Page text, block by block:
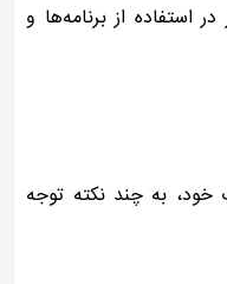
استفاده از برنامه‌ها و
خود، به چند نکته توجه